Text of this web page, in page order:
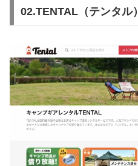
02.TENTAL（テンタル）